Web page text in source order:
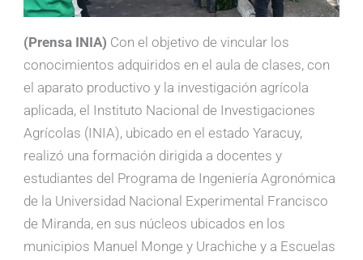
(Prensa INIA) Con el objetivo de vincular los
conocimientos adquiridos en el aula de clases, con
el aparato productivo y la investigación agrícola
aplicada, el Instituto Nacional de Investigaciones
Agrícolas (INIA), ubicado en el estado Yaracuy,
realizó una formación dirigida a docentes y
estudiantes del Programa de Ingeniería Agronómica
de la Universidad Nacional Experimental Francisco
de Miranda, en sus núcleos ubicados en los
municipios Manuel Monge y Urachiche y a Escuelas